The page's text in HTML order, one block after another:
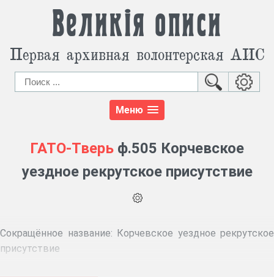
Великія описи
Первая архивная волонтерская АИС
Меню
ГАТО-Тверь ф.505 Корчевское
уездное рекрутское присутствие
Сокращённое название: Корчевское уездное рекрутское
присутствие